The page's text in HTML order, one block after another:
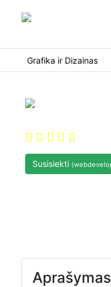
Grafika ir Dizainas
Susisiekti
Aprašymas